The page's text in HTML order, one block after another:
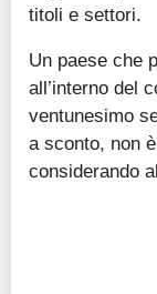
titoli e settori.
Un paese che
all’interno del
ventunesimo
a sconto, non
considerando